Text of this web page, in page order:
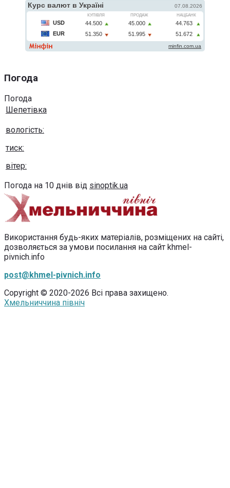
Погода
Погода
Шепетівка
вологість:
тиск:
вітер:
Погода на 10 днів від sinoptik.ua
Використання будь-яких матеріалів, розміщених на сайті,
дозволяється за умови посилання на сайт khmel-
pivnich.info
post@khmel-pivnich.info
Copyright © 2020-2026 Всі права захищено.
Хмельниччина північ